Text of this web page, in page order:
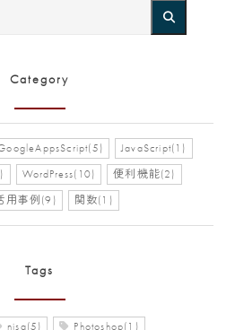
Category
JavaScript(1)
WordPress(10) 便利機能(2)
用事例(9) 関数(1)
Tags
nisa(5) Photoshop(1)